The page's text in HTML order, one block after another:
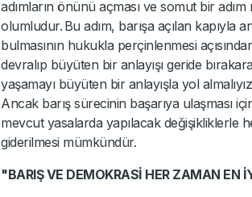
adımların önünü açması ve somut bir adım
olumludur. Bu adım, barışa açılan kapıyla
bulmasının hukukla perçinlenmesi
devralıp büyüten bir anlayışı geride
yaşamayı büyüten bir anlayışla yol
Ancak barış sürecinin başarıya ulaşması
mevcut yasalarda yapılacak değişikliklerle
giderilmesi mümkündür.
"BARIŞ VE DEMOKRASİ HER ZAMAN EN